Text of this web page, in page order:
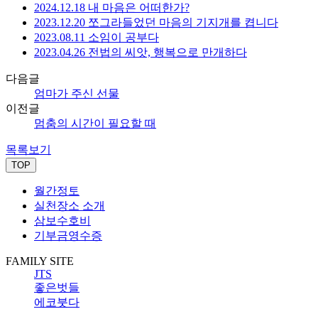
2024.12.18 내 마음은 어떠한가?
2023.12.20 쪼그라들었던 마음의 기지개를 켭니다
2023.08.11 소임이 공부다
2023.04.26 전법의 씨앗, 행복으로 만개하다
다음글
엄마가 주신 선물
이전글
멈춤의 시간이 필요할 때
목록보기
TOP
월간정토
실천장소 소개
삼보수호비
기부금영수증
FAMILY SITE
JTS
좋은벗들
에코붓다